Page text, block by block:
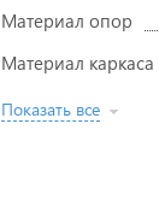
Материал опор
Материал каркаса
Показать все